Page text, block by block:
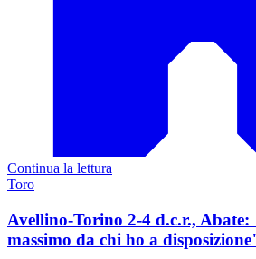
Continua la lettura
Toro
Avellino-Torino 2-4 d.c.r.,
massimo da chi ho a